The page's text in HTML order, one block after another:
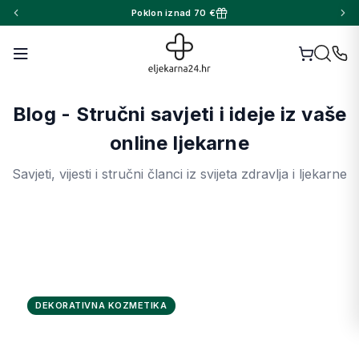
Poklon iznad 70 €
Blog - Stručni savjeti i ideje iz vaše
online ljekarne
Savjeti, vijesti i stručni članci iz svijeta zdravlja i ljekarne
DEKORATIVNA KOZMETIKA 5 min čitanja